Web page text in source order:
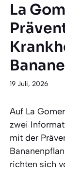
La
19 Juli, 2026
Auf La
zwei
mit der
richten sich